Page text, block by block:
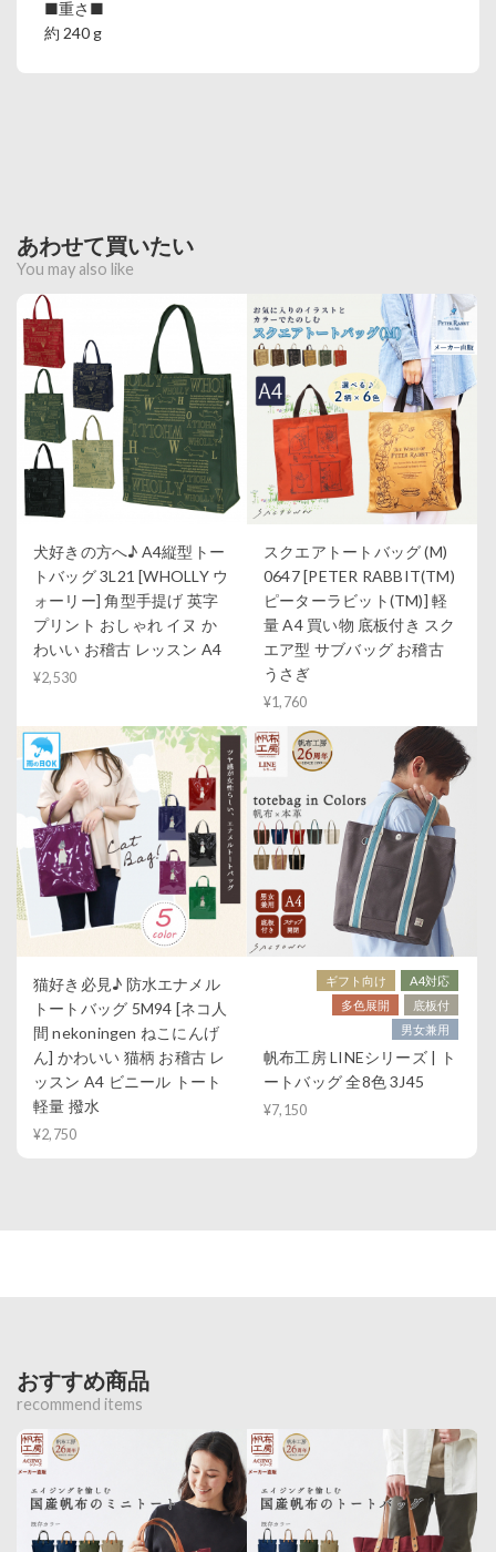
■重さ■
約 240 g
あわせて買いたい
You may also like
犬好きの方へ♪ A4縦型トー
トバッグ 3L21 [WHOLLY ウ
ォーリー] 角型手提げ 英字
プリント おしゃれ イヌ か
わいい お稽古 レッスン A4
¥2,530
スクエアトートバッグ (M)
0647 [PETER RABBIT(TM)
ピーターラビット(TM)] 軽
量 A4 買い物 底板付き スク
エア型 サブバッグ お稽古
うさぎ
¥1,760
猫好き必見♪ 防水エナメル
トートバッグ 5M94 [ネコ人
間 nekoningen ねこにんげ
ん] かわいい 猫柄 お稽古 レ
ッスン A4 ビニール トート
軽量 撥水
¥2,750
ギフト向け
A4対応
多色展開
底板付
男女兼用
帆布工房 LINEシリーズ | ト
ートバッグ 全8色 3J45
¥7,150
おすすめ商品
recommend items